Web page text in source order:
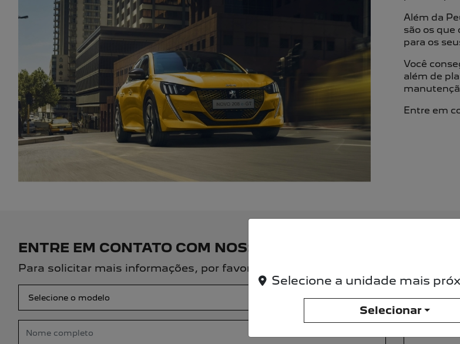
Além da
são os que
para os
Você
além de
Entre em
ENTRE EM CONTATO COM NOSSA EQUIPE
Para solicitar mais informações, por favor, preencha o formulário abaixo que
Selecione a unidade mais
Selecionar